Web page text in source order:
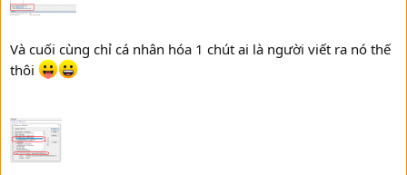
Và cuối cùng chỉ cá nhân hóa 1 chút ai là người viết ra nó thế
thôi